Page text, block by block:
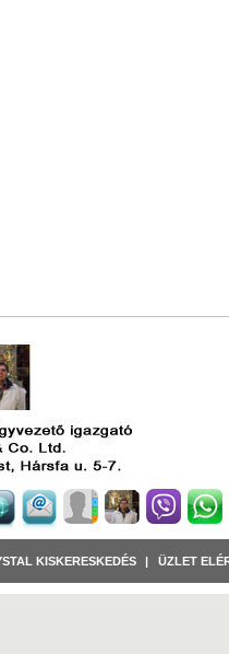
KISKERESKEDÉS ÜZLET